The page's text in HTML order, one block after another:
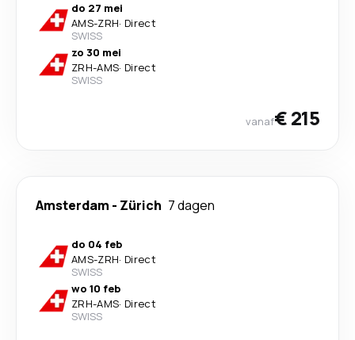
do 27 mei
AMS-ZRH· Direct
SWISS
zo 30 mei
ZRH-AMS· Direct
SWISS
vanaf€ 215
Amsterdam - Zürich 7 dagen
do 04 feb
AMS-ZRH· Direct
SWISS
wo 10 feb
ZRH-AMS· Direct
SWISS